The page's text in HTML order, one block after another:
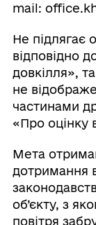
mail:
Не підлягає
відповідно
довкілля»,
не
частинами
«Про оцінку
Мета
дотримання
об’єкту, з
повітря